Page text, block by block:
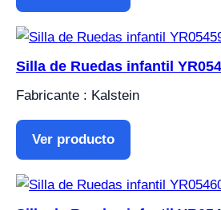
Silla de Ruedas infantil
Fabricante : Kalstein
Ver producto